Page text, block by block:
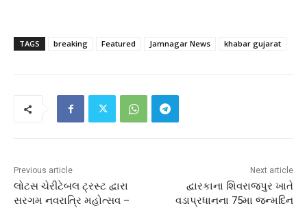
TAGS breaking Featured Jamnagar News khabar gujarat
Previous article
લોટસ ચેરીટેબલ ટ્રસ્ટ દ્વારા
સરગમ નવરાત્રિ મહોત્સવ –
Next article
દ્વારકાના શિવરાજપુર ખાતે
વડાપ્રધાનના 75મા જન્મદિન